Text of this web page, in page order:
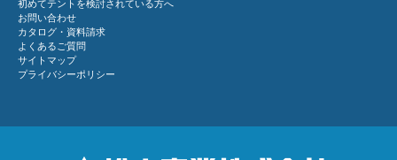
初めてテントを検討されている方へ
お問い合わせ
カタログ・資料請求
よくあるご質問
サイトマップ
プライバシーポリシー